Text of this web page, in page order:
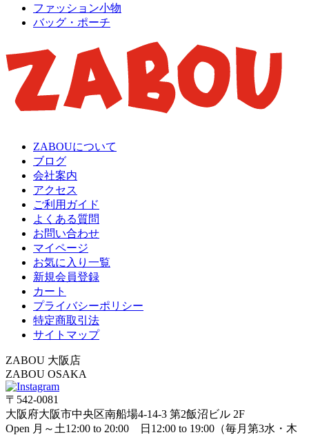
ファッション小物
バッグ・ポーチ
ZABOUについて
ブログ
会社案内
アクセス
ご利用ガイド
よくある質問
お問い合わせ
マイページ
お気に入り一覧
新規会員登録
カート
プライバシーポリシー
特定商取引法
サイトマップ
ZABOU 大阪店
ZABOU OSAKA
〒542-0081
大阪府大阪市中央区南船場4-14-3 第2飯沼ビル 2F
Open 月～土12:00 to 20:00 日12:00 to 19:00（毎月第3水・木